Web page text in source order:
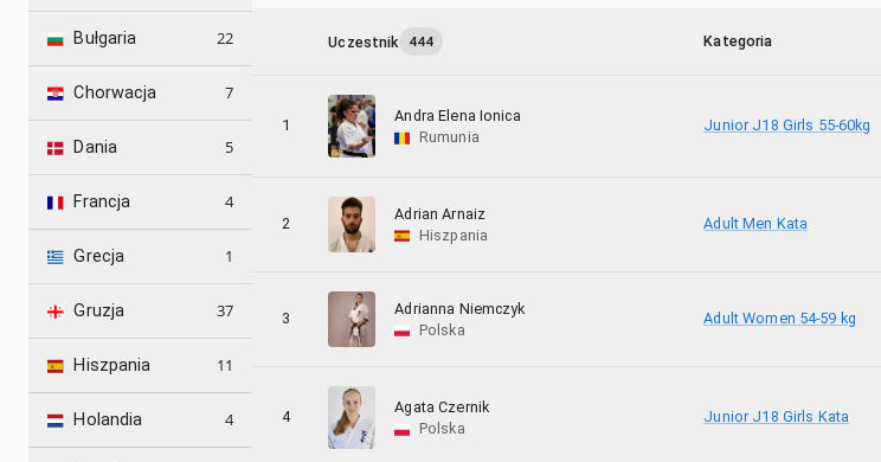
Bułgaria 22
Chorwacja 7
Dania 5
Francja 4
Grecja 1
Gruzja 37
Hiszpania 11
Holandia 4
Uczestnik 444 Kategoria
1
Andra Elena Ionica
Rumunia
Junior J18 Girls 55-60kg
2
Adrian Arnaiz
Hiszpania
Adult Men Kata
3
Adrianna Niemczyk
Polska
Adult Women 54-59 kg
4
Agata Czernik
Polska
Junior J18 Girls Kata